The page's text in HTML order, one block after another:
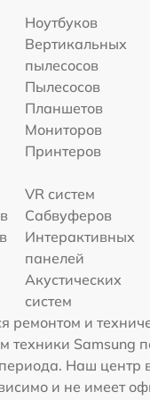
Ноутбуков
Вертикальных
пылесосов
Пылесосов
Планшетов
Мониторов
Принтеров
VR систем
Сабвуферов
Интерактивных
панелей
Акустических
систем
ремонтом и
техники Samsung
Наш центр
и не имеет